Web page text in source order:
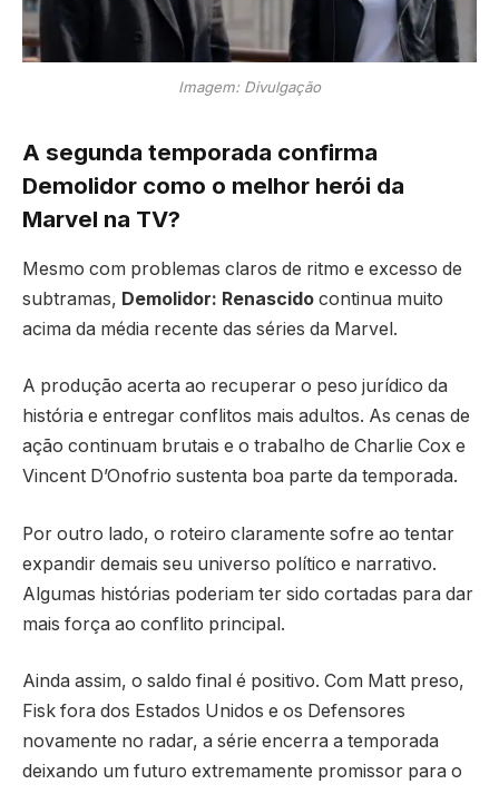
Imagem: Divulgação
A segunda temporada confirma
Demolidor como o melhor herói da
Marvel na TV?
Mesmo com problemas claros de ritmo e excesso de
subtramas, Demolidor: Renascido continua muito
acima da média recente das séries da Marvel.
A produção acerta ao recuperar o peso jurídico da
história e entregar conflitos mais adultos. As cenas de
ação continuam brutais e o trabalho de Charlie Cox e
Vincent D’Onofrio sustenta boa parte da temporada.
Por outro lado, o roteiro claramente sofre ao tentar
expandir demais seu universo político e narrativo.
Algumas histórias poderiam ter sido cortadas para dar
mais força ao conflito principal.
Ainda assim, o saldo final é positivo. Com Matt preso,
Fisk fora dos Estados Unidos e os Defensores
novamente no radar, a série encerra a temporada
deixando um futuro extremamente promissor para o